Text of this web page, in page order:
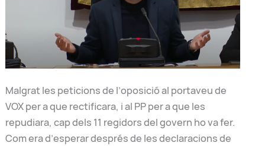
Malgrat les peticions de l’oposició al portaveu de
VOX per a que rectificara, i al PP per a que les
repudiara, cap dels 11 regidors del govern ho va fer.
Com era d’esperar després de les declaracions de